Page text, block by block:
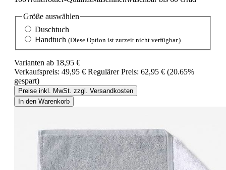
Größe auswählen
Duschtuch
Handtuch (Diese Option ist zurzeit nicht verfügbar.)
Varianten ab 18,95 €
Verkaufspreis: 49,95 € Regulärer Preis: 62,95 € (20.65%
gespart)
Preise inkl. MwSt. zzgl. Versandkosten
In den Warenkorb